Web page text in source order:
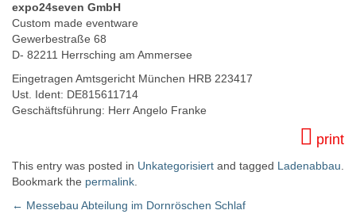
expo24seven GmbH
Custom made eventware
Gewerbestraße 68
D- 82211 Herrsching am Ammersee
Eingetragen Amtsgericht München HRB 223417
Ust. Ident: DE815611714
Geschäftsführung: Herr Angelo Franke
print
This entry was posted in Unkategorisiert and tagged Ladenabbau
Bookmark the permalink
← Messebau Abteilung im Dornröschen Schlaf